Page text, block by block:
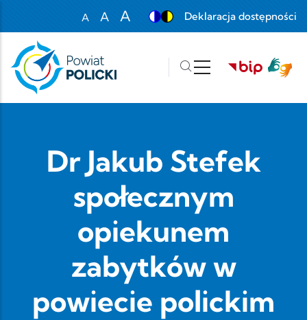
A
Set font size to 100%
A
A
Deklaracja dostępności
Dr Jakub Stefek
społecznym
opiekunem
zabytków w
powiecie polickim